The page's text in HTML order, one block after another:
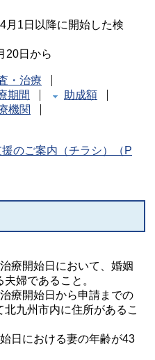
月1日以降に開始した検
20日から
・治療
期間
助成額
機関
のご案内（チラシ）（P
療開始日において、婚姻
婦であること。
療開始日から申請までの
九州市内に住所があるこ
日における妻の年齢が43